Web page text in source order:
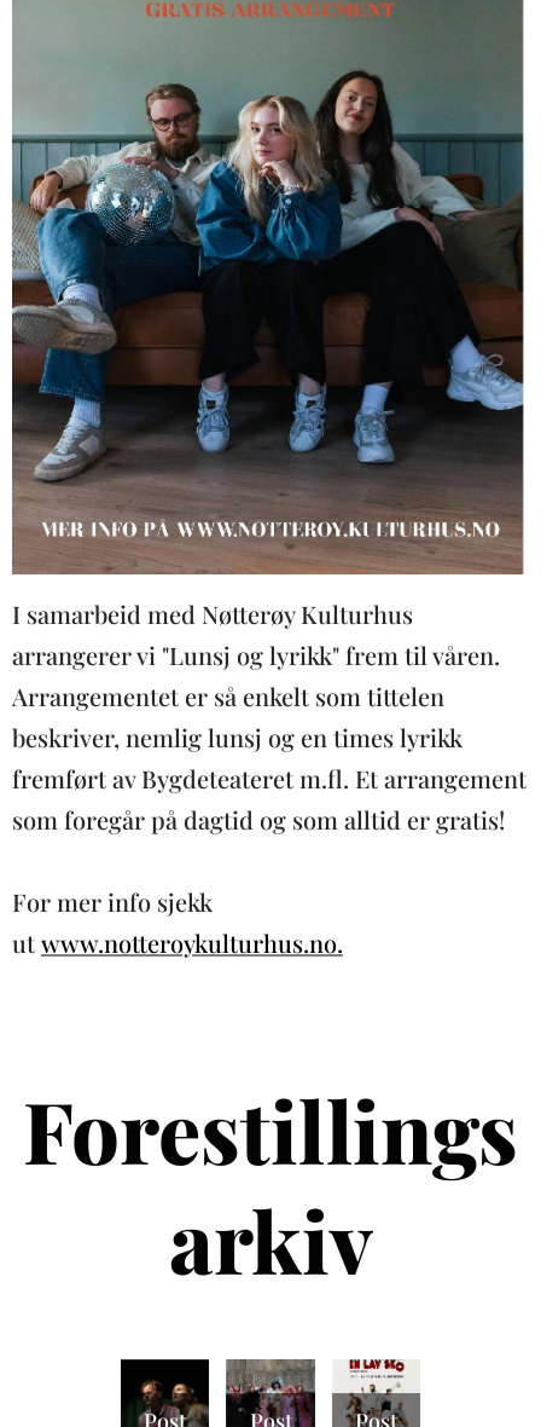
I samarbeid med Nøtterøy Kulturhus
arrangerer vi "Lunsj og lyrikk" frem til våren.
Arrangementet er så enkelt som tittelen
beskriver, nemlig lunsj og en times lyrikk
fremført av Bygdeteateret m.fl. Et arrangement
som foregår på dagtid og som alltid er gratis!
For mer info sjekk
utwww.notteroykulturhus.no.
Forestillings
arkiv
Post Post Post